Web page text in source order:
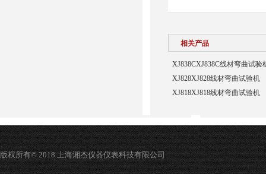
相关产品
XJ838CXJ838C线材弯曲试验
XJ828XJ828线材弯曲试验机
XJ818XJ818线材弯曲试验机
版权所有© 2018 上海湘杰仪器仪表科技有限公司